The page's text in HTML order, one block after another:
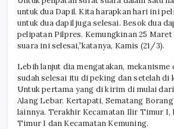
untuk dua Dapil. Kita harapkan hari ini
untuk dua dapil juga selesai. Besok dua
pelipatan Pilpres. Kemungkinan 25
suara ini selesai,”katanya, Kamis (21/3).
Lebih lanjut dia mengatakan,
sudah selesai itu di peking dan setelah di
Untuk pertama yang di kirim di mulai
Alang Lebar. Kertapati, Sematang
lainnya. Terakhir Kecamatan Ilir Timur I,
Timur I dan Kecamatan Kemuning.